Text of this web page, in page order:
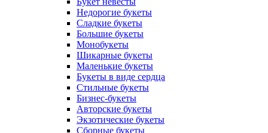
Недорогие букеты
Сладкие букеты
Большие букеты
Монобукеты
Шикарные букеты
Маленькие букеты
Букеты в виде сердца
Стильные букеты
Бизнес-букеты
Авторские букеты
Экзотические букеты
Сборные букеты